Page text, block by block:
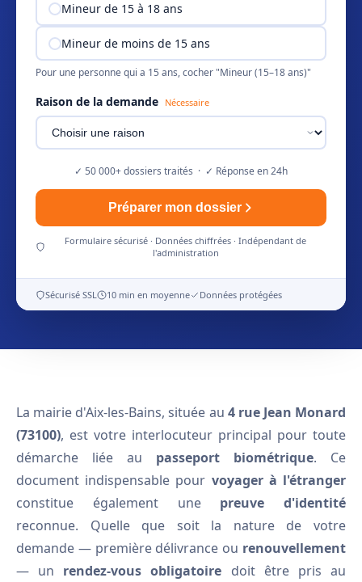
Mineur de 15 à 18 ans
Mineur de moins de 15 ans
Pour une personne qui a 15 ans, cocher "Mineur (15–18 ans)"
Raison de la demande Nécessaire
✓ 50 000+ dossiers traités · ✓ Réponse en 24h
Préparer mon dossier
Formulaire sécurisé · Données chiffrées · Indépendant de
l'administration
Sécurisé SSL 10 min en moyenne Données protégées
La mairie d'Aix-les-Bains, située au 4 rue Jean Monard
(73100), est votre interlocuteur principal pour toute
démarche liée au passeport biométrique. Ce
document indispensable pour voyager à l'étranger
constitue également une preuve d'identité
reconnue. Quelle que soit la nature de votre
demande — première délivrance ou renouvellement
— un rendez-vous obligatoire doit être pris au